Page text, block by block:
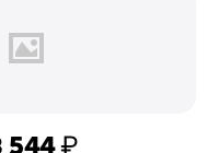
544₽